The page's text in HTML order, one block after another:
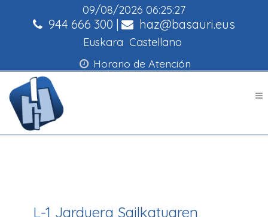
09/08/2026 06:25:27
944 666 300 | haz@basauri.eus
Euskara Castellano
Horario de Atención